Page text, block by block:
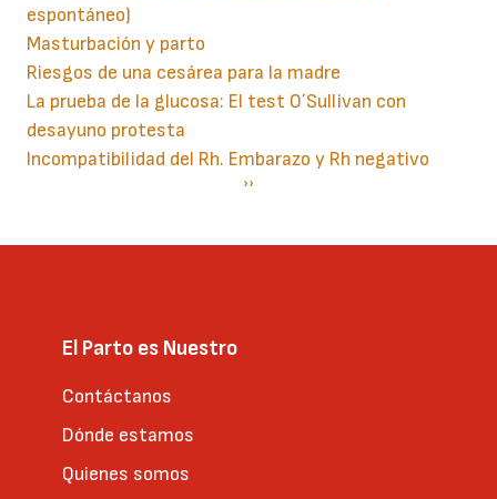
espontáneo)
Masturbación y parto
Riesgos de una cesárea para la madre
La prueba de la glucosa: El test O´Sullivan con
desayuno protesta
Incompatibilidad del Rh. Embarazo y Rh negativo
Siguiente
››
El Parto es Nuestro
Contáctanos
Dónde estamos
Quienes somos